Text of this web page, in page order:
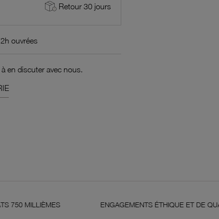
Retour 30 jours
ouvrées
en discuter avec nous.
ENGAGEMENTS ÉTHIQUE ET DE QUALITÉ